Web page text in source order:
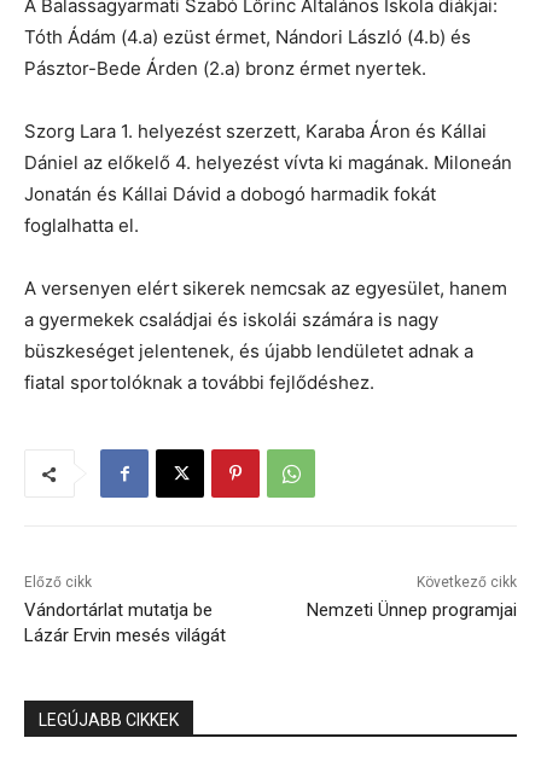
A Balassagyarmati Szabó Lőrinc Általános Iskola diákjai:
Tóth Ádám (4.a) ezüst érmet, Nándori László (4.b) és
Pásztor-Bede Árden (2.a) bronz érmet nyertek.
Szorg Lara 1. helyezést szerzett, Karaba Áron és Kállai
Dániel az előkelő 4. helyezést vívta ki magának. Miloneán
Jonatán és Kállai Dávid a dobogó harmadik fokát
foglalhatta el.
A versenyen elért sikerek nemcsak az egyesület, hanem
a gyermekek családjai és iskolái számára is nagy
büszkeséget jelentenek, és újabb lendületet adnak a
fiatal sportolóknak a további fejlődéshez.
Előző cikk
Vándortárlat mutatja be
Lázár Ervin mesés világát
Következő cikk
Nemzeti Ünnep programjai
LEGÚJABB CIKKEK